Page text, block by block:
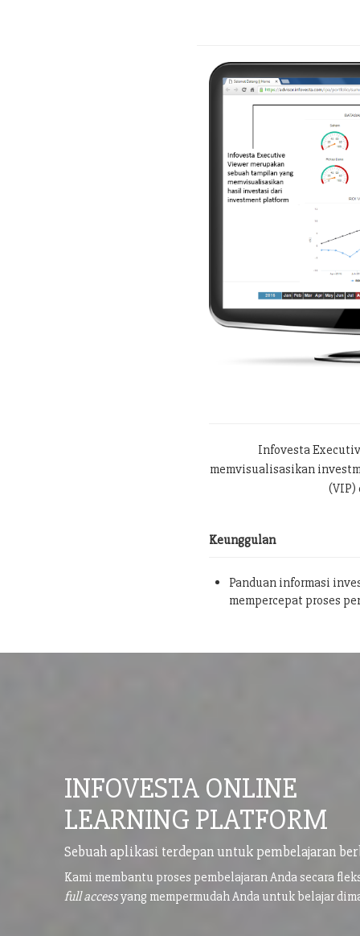
Infovesta
memvisualisasikan
(VIP)
Keunggulan
Panduan informasi
mempercepat proses
INFOVESTA ONLINE
LEARNING PLATFORM
Sebuah aplikasi terdepan untuk pembelajaran
Kami membantu proses pembelajaran Anda secara
full accessyang mempermudah Anda untuk belajar